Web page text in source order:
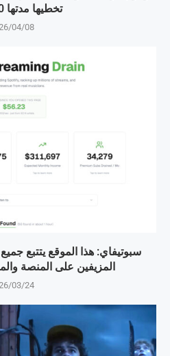
تخطيها مدتها 90 ثانية
04/08
سبوتيفاي: هذا الموقع يتتبع
المزيفين على المنصة
03/24